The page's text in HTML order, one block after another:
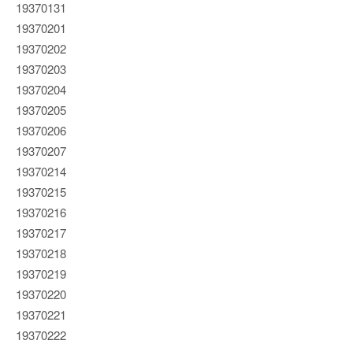
19370131
19370201
19370202
19370203
19370204
19370205
19370206
19370207
19370214
19370215
19370216
19370217
19370218
19370219
19370220
19370221
19370222